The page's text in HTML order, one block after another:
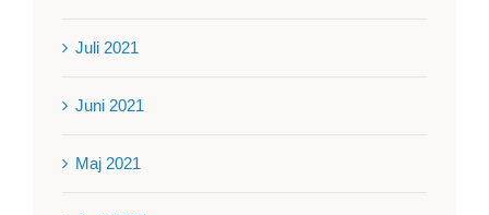
Juli 2021
Juni 2021
Maj 2021